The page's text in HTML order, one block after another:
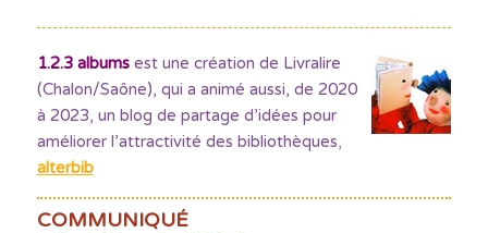
1.2.3 albumsest une création de Livralire
(Chalon/Saône), qui a animé aussi, de 2020
à 2023, un blog de partage d’idées pour
améliorer l’attractivité des bibliothèques,
alterbib
COMMUNIQUÉ